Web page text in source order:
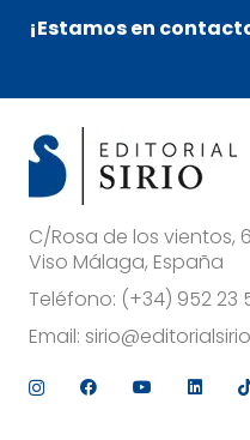
¡Estamos en
C/Rosa de los vientos,
Viso Málaga, España
Teléfono: (+34) 952 23
Email: